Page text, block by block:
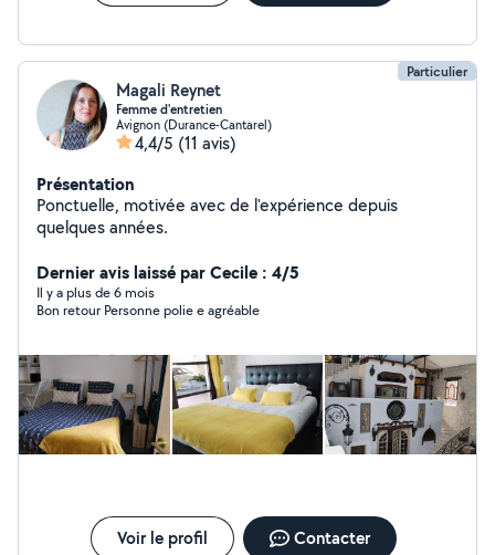
Particulier
Magali Reynet
Femme d'entretien
Avignon (Durance-Cantarel)
4,4/5 (11 avis)
Présentation
Ponctuelle, motivée avec de l'expérience depuis
quelques années.
Dernier avis laissé par Cecile : 4/5
Il y a plus de 6 mois
Bon retour Personne polie e agréable
Voir le profil Contacter